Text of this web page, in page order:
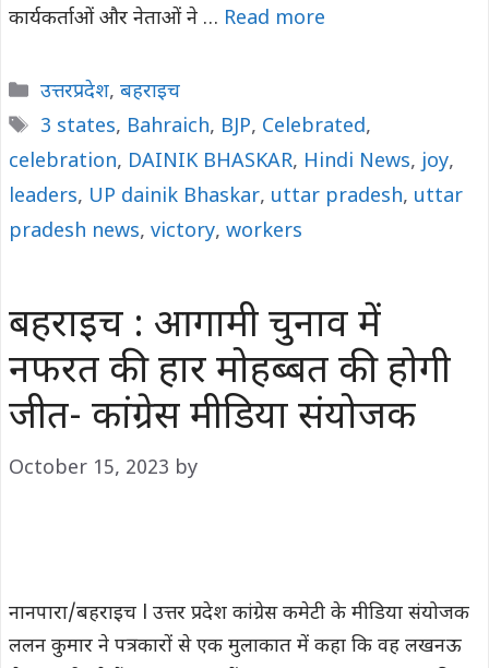
कार्यकर्ताओं और नेताओं ने … Read more
Categories
उत्तरप्रदेश, बहराइच
Tags
3 states, Bahraich, BJP, Celebrated,
celebration, DAINIK BHASKAR, Hindi News, joy,
leaders, UP dainik Bhaskar, uttar pradesh, uttar
pradesh news, victory, workers
बहराइच : आगामी चुनाव में
नफरत की हार मोहब्बत की होगी
जीत- कांग्रेस मीडिया संयोजक
October 15, 2023 by
नानपारा/बहराइच l उत्तर प्रदेश कांग्रेस कमेटी के मीडिया संयोजक
ललन कुमार ने पत्रकारों से एक मुलाकात में कहा कि वह लखनऊ